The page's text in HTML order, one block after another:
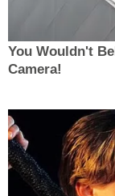
You Wouldn't
Camera!